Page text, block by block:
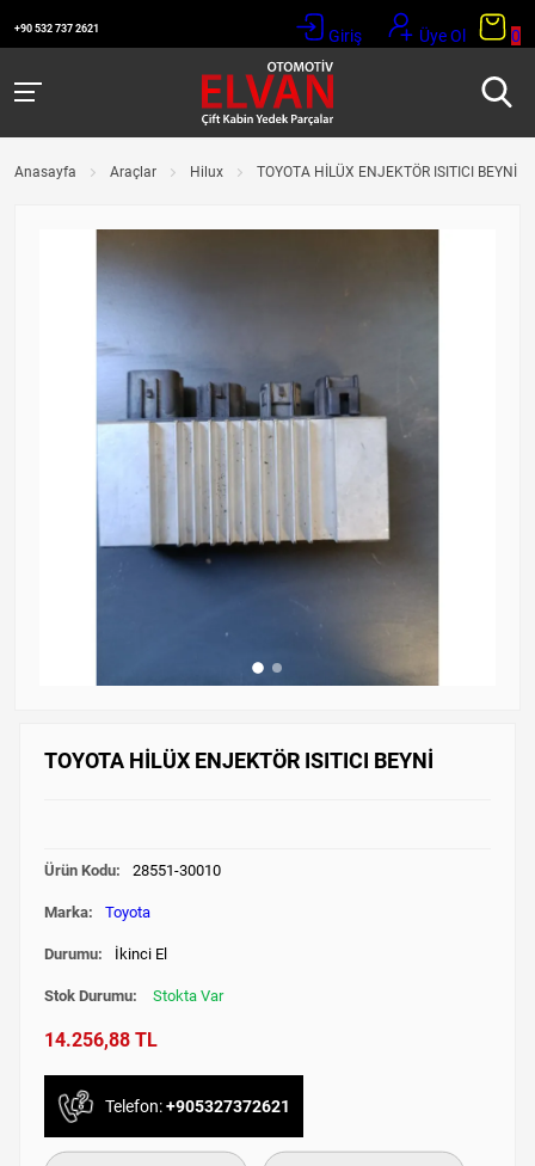
+90 532 737 2621 Giriş Üye Ol 0
Anasayfa Araçlar Hilux TOYOTA HİLÜX ENJEKTÖR ISITICI BEYNİ
TOYOTA HİLÜX ENJEKTÖR ISITICI BEYNİ
Ürün Kodu: 28551-30010
Marka: Toyota
Durumu: İkinci El
Stok Durumu: Stokta Var
14.256,88 TL
Telefon:+905327372621